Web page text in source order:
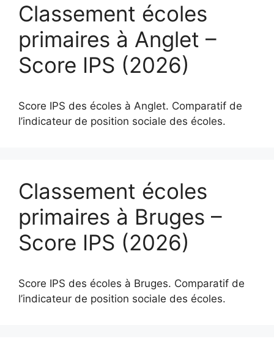
Classement écoles
primaires à Anglet –
Score IPS (2026)
Score IPS des écoles à Anglet. Comparatif de
l’indicateur de position sociale des écoles.
Classement écoles
primaires à Bruges –
Score IPS (2026)
Score IPS des écoles à Bruges. Comparatif de
l’indicateur de position sociale des écoles.